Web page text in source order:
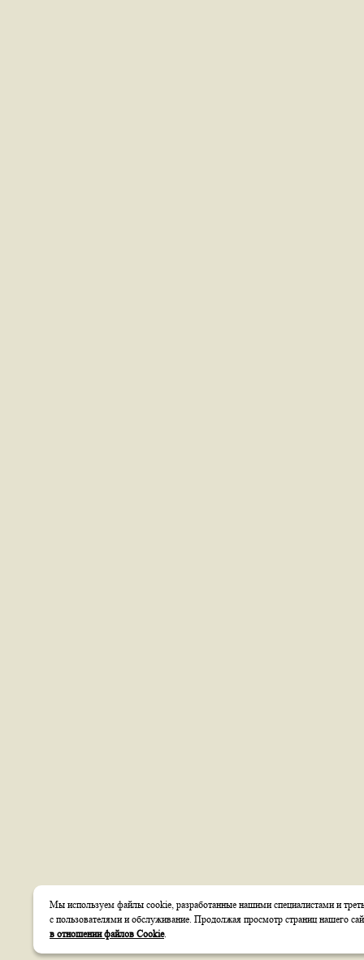
Мы используем файлы cookie, разработанные нашими специалистами и
с пользователями и обслуживание. Продолжая просмотр страниц нашего
в отношении файлов Cookie.